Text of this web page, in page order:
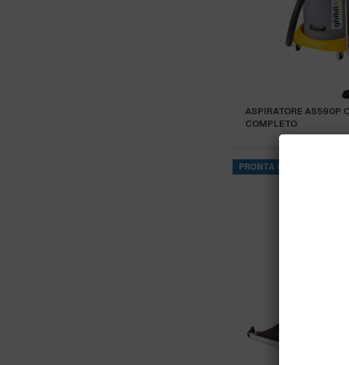
ASPIRATORE AS590P
COMPLETO
PRONTA CONSEGNA